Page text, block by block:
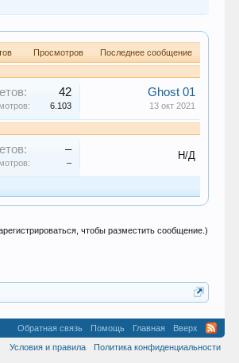
Просмотров
Последнее сообщение
42
6.103
Ghost 01
13 окт 2021
–
–
Н/Д
чтобы разместить сообщение.)
Обратная связь Помощь Главная
Вверх
Условия и правила
Политика конфиденциальности